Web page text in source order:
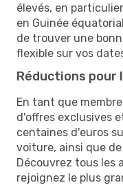
élevés, en
en Guinée
de trouver une
flexible sur vos
Réductions pour
En tant que
d'offres exclusives
centaines d'euros
voiture, ainsi que
Découvrez tous les
rejoignez le plus